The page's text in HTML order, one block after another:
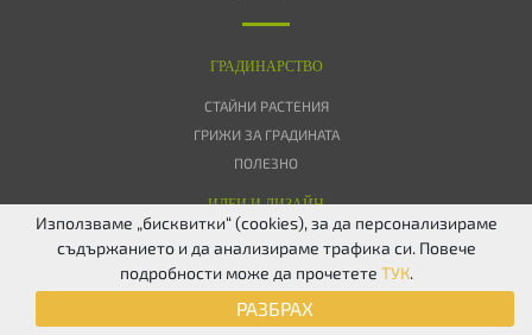
ГРАДИНАРСТВО
СТАЙНИ РАСТЕНИЯ
ГРИЖИ ЗА ГРАДИНАТА
ПОЛЕЗНО
ИДЕИ И ДИЗАЙН
ПОВЕРИТЕЛНОСТ БИСКВИТКИ КОНТАКТИ
TWITTER
© 2026 Дом & Градина. Всички права запазени.
Използваме „бисквитки“ (cookies), за да персонализираме
съдържанието и да анализираме трафика си. Повече
подробности може да прочетете ТУК.
РАЗБРАХ